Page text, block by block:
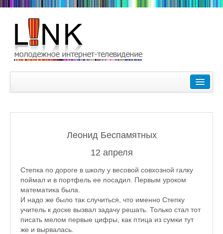
Зимние Олимпийские игры 2018. Заметки наших
Любимые фильмы Любимые актеры
Царское Село в Санкт-Петербурге
Прогулки по Царскому Селу. Зима.
Секции настольного тенниса в Пушкинском районе
Леонид Беспамятных
12 апреля
Степка по дороге в школу у весовой совхозной галку
поймал и в портфель ее посадил. Первым уроком
математика была.
И надо же было так случиться, что именно Степку
учитель к доске вызвал задачу решать. Только стал тот
писать мелом первые цифры, как птица из сумки тут
же и вырвалась.